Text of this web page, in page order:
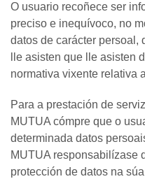
O usuario recoñece ser
preciso e inequívoco, no
datos de carácter persoal,
lle asisten que lle asisten
normativa vixente relativa
Para a prestación de
MUTUA cómpre que o
determinada datos
MUTUA responsabilízase
protección de datos na